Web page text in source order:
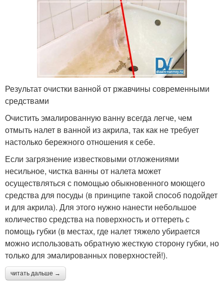
Результат очистки ванной от ржавчины современными
средствами
Очистить эмалированную ванну всегда легче, чем
отмыть налет в ванной из акрила, так как не требует
настолько бережного отношения к себе.
Если загрязнение известковыми отложениями
несильное, чистка ванны от налета может
осуществляться с помощью обыкновенного моющего
средства для посуды (в принципе такой способ подойдет
и для акрила). Для этого нужно нанести небольшое
количество средства на поверхность и оттереть с
помощь губки (в местах, где налет тяжело убирается
можно использовать обратную жесткую сторону губки, но
только для эмалированных поверхностей!).
читать дальше →